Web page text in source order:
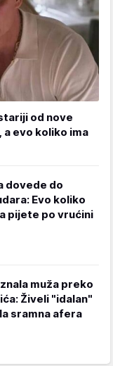
od nove
evo koliko ima
dovede do
Evo koliko
pijete po vrućini
muža preko
Živeli "idalan"
sramna afera